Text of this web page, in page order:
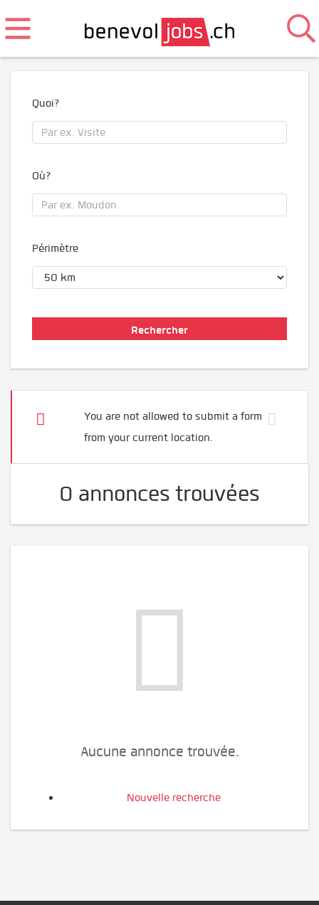
Quoi?
Où?
Périmètre
You are not allowed to submit a form
from your current location.
0 annonces trouvées
Aucune annonce trouvée.
Nouvelle recherche